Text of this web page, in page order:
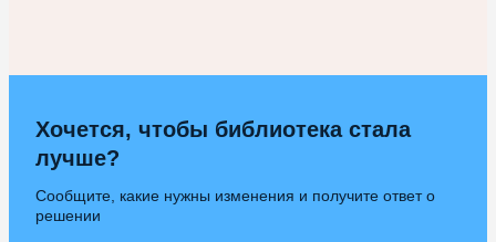
Хочется, чтобы библиотека стала
лучше?
Сообщите, какие нужны изменения и получите ответ о
решении